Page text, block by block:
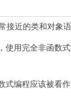
近的类和对象语
用完全非函数式
编程应该被看作